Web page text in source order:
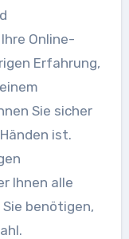
Online-
Erfahrung,
Sie sicher
ist.
Ihnen alle
benötigen,